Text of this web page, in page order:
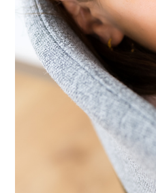
28 ott 2024 Tempo di lettura:
L'importanza
impianti dentali
di implantologia
Lavare l'impianto
apposito è un
buona igiene orale.